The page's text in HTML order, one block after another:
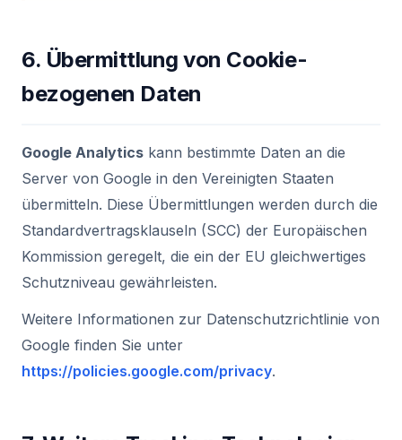
6. Übermittlung von Cookie-
bezogenen Daten
Google Analytics kann bestimmte Daten an die
Server von Google in den Vereinigten Staaten
übermitteln. Diese Übermittlungen werden durch die
Standardvertragsklauseln (SCC) der Europäischen
Kommission geregelt, die ein der EU gleichwertiges
Schutzniveau gewährleisten.
Weitere Informationen zur Datenschutzrichtlinie von
Google finden Sie unter
https://policies.google.com/privacy.